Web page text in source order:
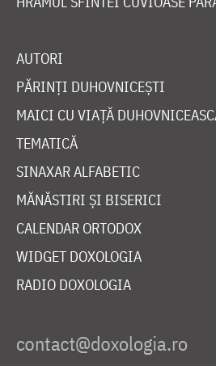
AUTORI
PĂRINȚI DUHOVNICEȘTI
MAICI CU VIAȚĂ
TEMATICĂ
SINAXAR ALFABETIC
MĂNĂSTIRI ȘI BISERICI
CALENDAR ORTODOX
WIDGET DOXOLOGIA
RADIO DOXOLOGIA